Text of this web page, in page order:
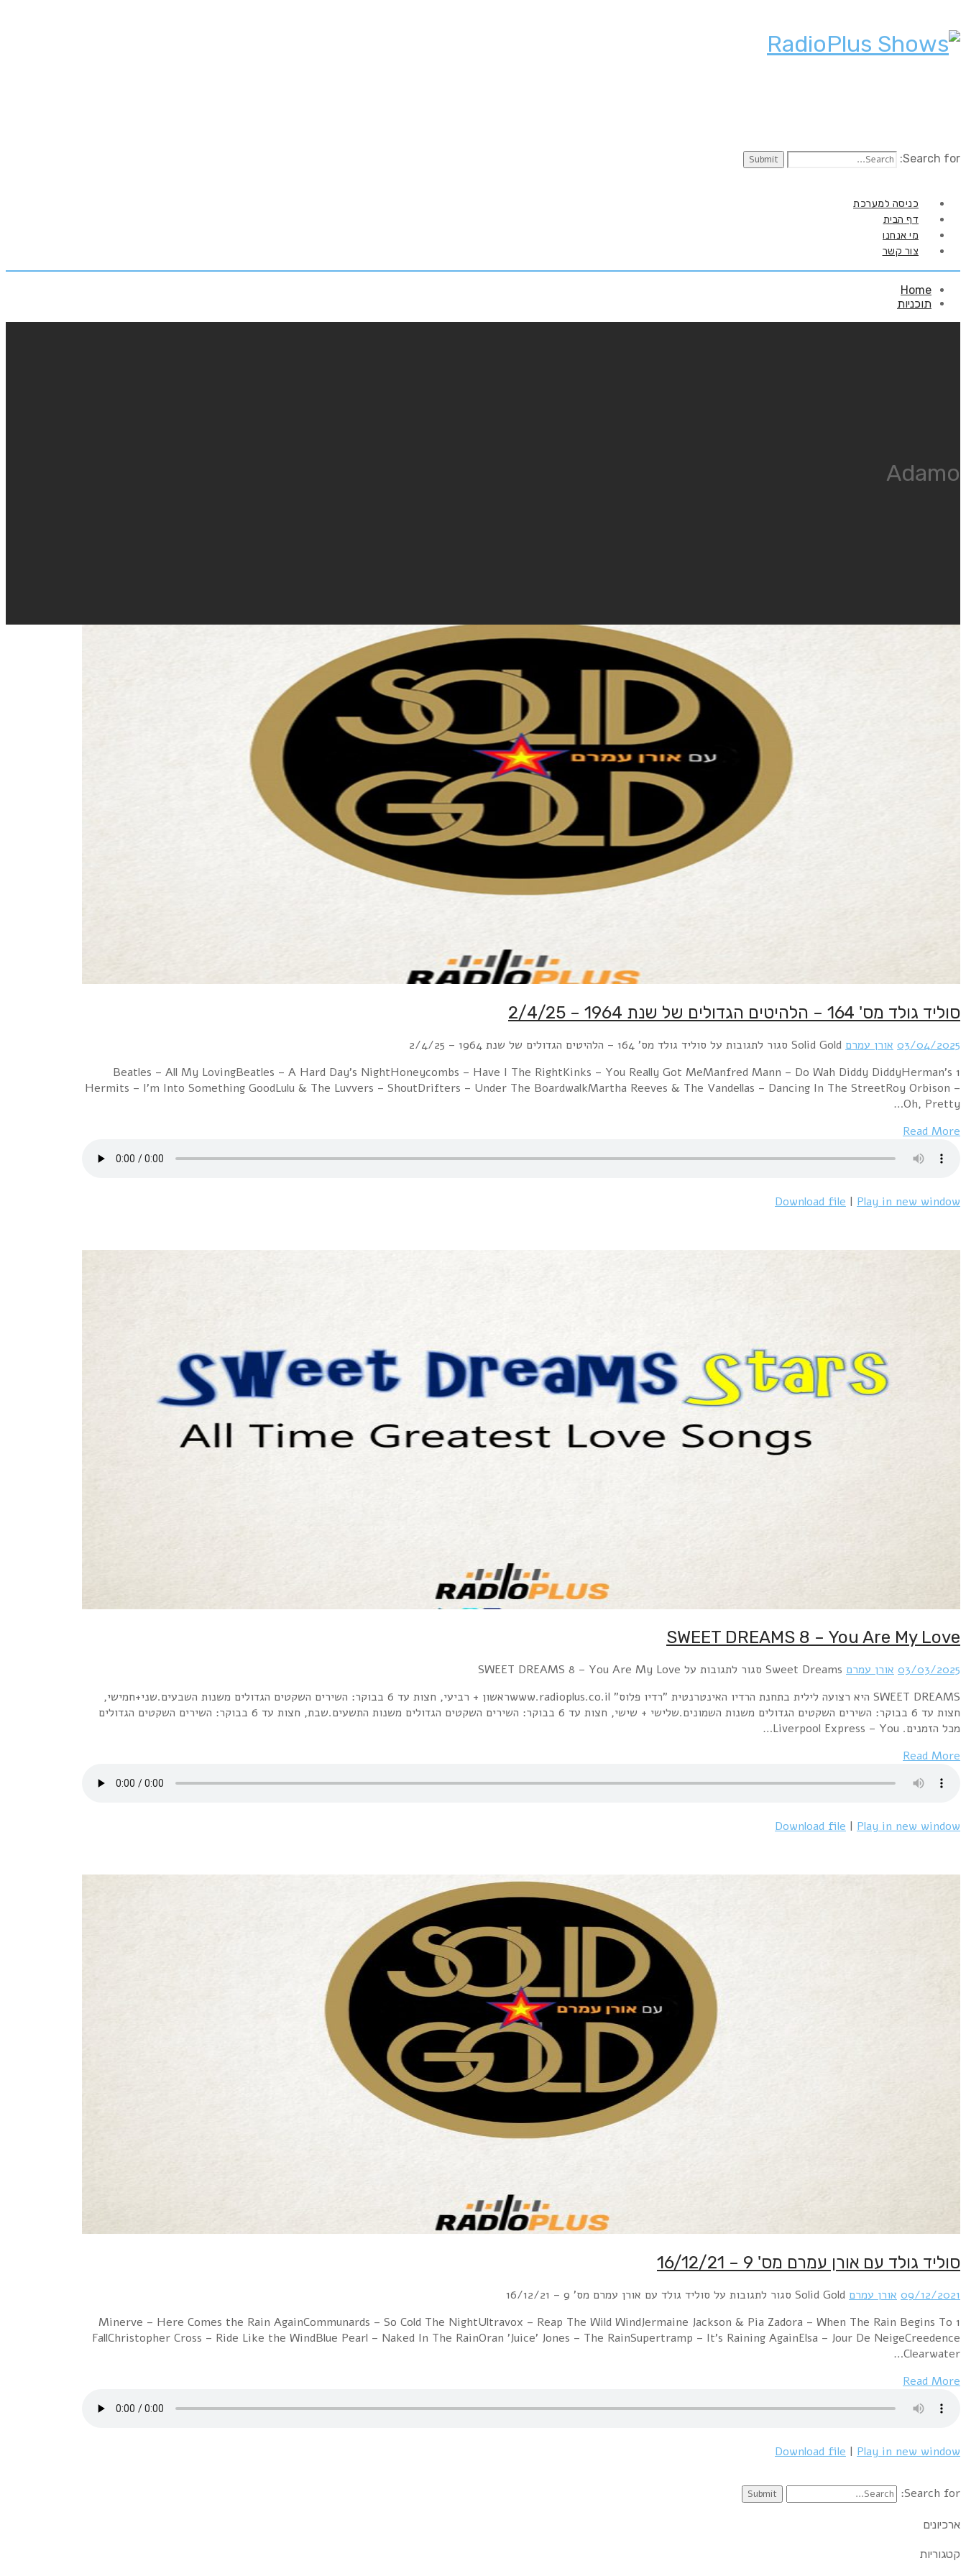
Search for:
כניסה למערכת
דף הבית
מי אנחנו
צור קשר
Home
תוכניות
Adamo
סוליד גולד מס' 164 – הלהיטים הגדולים של שנת 1964 – 2/4/25
03/04/2025 אורן עמרם Solid Gold סגור לתגובות על סוליד גולד מס' 164 – הלהיטים הגדולים של שנת 1964 – 2/4/25
1 Beatles – All My LovingBeatles – A Hard Day's NightHoneycombs – Have I The RightKinks – You Really Got MeManfred Mann – Do Wah Diddy DiddyHerman's
Hermits – I'm Into Something GoodLulu & The Luvvers – ShoutDrifters – Under The BoardwalkMartha Reeves & The Vandellas – Dancing In The StreetRoy Orbison –
Oh, Pretty…
Read More
Download file | Play in new window
SWEET DREAMS 8 – You Are My Love
03/03/2025 אורן עמרם Sweet Dreams סגור לתגובות על SWEET DREAMS 8 – You Are My Love
SWEET DREAMS היא רצועה לילית בתחנת הרדיו האינטרנטית "רדיו פלוס" www.radioplus.co.ilראשון + רביעי, חצות עד 6 בבוקר: השירים השקטים הגדולים משנות השבעים.שני+חמישי,
חצות עד 6 בבוקר: השירים השקטים הגדולים משנות השמונים.שלישי + שישי, חצות עד 6 בבוקר: השירים השקטים הגדולים משנות התשעים.שבת, חצות עד 6 בבוקר: השירים השקטים הגדולים
מכל הזמנים. Liverpool Express – You…
Read More
Download file | Play in new window
סוליד גולד עם אורן עמרם מס' 9 – 16/12/21
09/12/2021 אורן עמרם Solid Gold סגור לתגובות על סוליד גולד עם אורן עמרם מס' 9 – 16/12/21
1 Minerve – Here Comes the Rain AgainCommunards – So Cold The NightUltravox – Reap The Wild WindJermaine Jackson & Pia Zadora – When The Rain Begins To
FallChristopher Cross – Ride Like the WindBlue Pearl – Naked In The RainOran 'Juice' Jones – The RainSupertramp – It's Raining AgainElsa – Jour De NeigeCreedence
Clearwater…
Read More
Download file | Play in new window
Search for:
ארכיונים
קטגוריות